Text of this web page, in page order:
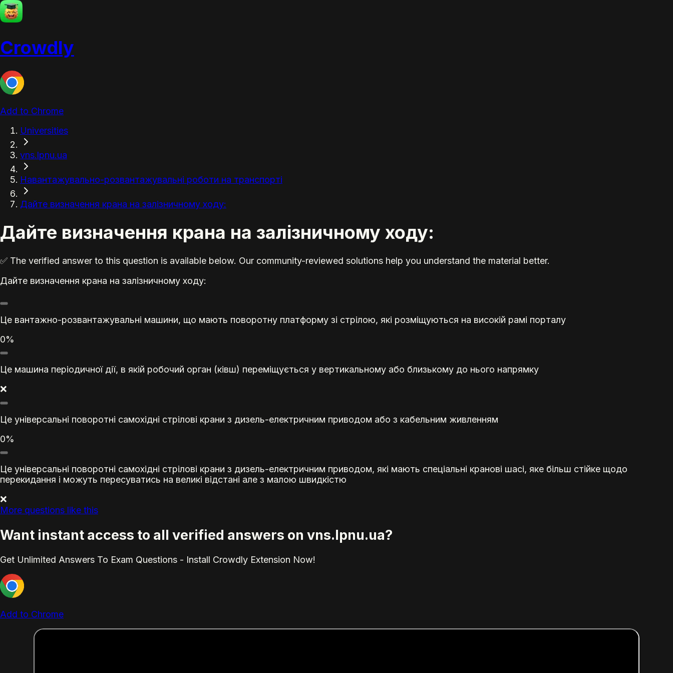
Crowdly
Add to Chrome
Universities
vns.lpnu.ua
Навантажувально-розвантажувальні роботи на транспорті
Дайте визначення крана на залізничному ходу:
Дайте визначення крана на залізничному ходу:
✅ The verified answer to this question is available below. Our community-reviewed solutions help you understand the material better.
Дайте визначення крана на залізничному ходу:
Це вантажно-розвантажувальні машини, що мають поворотну платформу зі стрілою, які розміщуються на високій рамі порталу
0%
Це машина періодичної дії, в якій робочий орган (ківш) переміщується у вертикальному або близькому до нього напрямку
❌
Це універсальні поворотні самохідні стрілові крани з дизель-електричним приводом або з кабельним живленням
0%
Це універсальні поворотні самохідні стрілові крани з дизель-електричним приводом, які мають спеціальні кранові шасі, яке більш стійке щодо
перекидання і можуть пересуватись на великі відстані але з малою швидкістю
❌
More questions like this
Want instant access to all verified answers on vns.lpnu.ua?
Get Unlimited Answers To Exam Questions - Install Crowdly Extension Now!
Add to Chrome